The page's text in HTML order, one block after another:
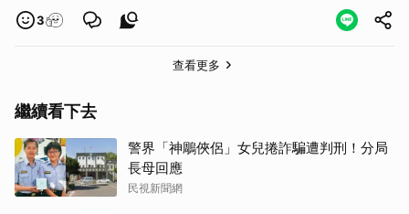
腥南向1600億
不存在的少子化
國艦國造慶富呆帳250億
价高4-5倍
美國6000億
到期軍購還沒交貨
3
查看更多
繼續看下去
警界「神鵰俠侶」女兒捲詐騙遭判刑！分局
長母回應
民視新聞網